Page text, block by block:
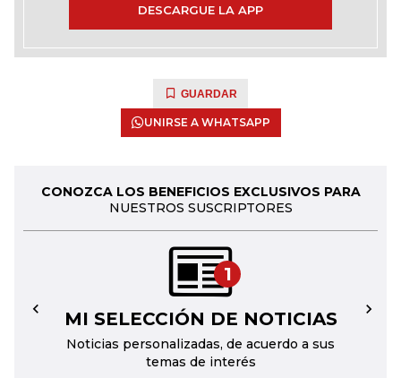
DESCARGUE LA APP
GUARDAR
UNIRSE A WHATSAPP
CONOZCA LOS BENEFICIOS EXCLUSIVOS PARA
NUESTROS SUSCRIPTORES
1
MI SELECCIÓN DE NOTICIAS
Noticias personalizadas, de acuerdo a sus
temas de interés
← →